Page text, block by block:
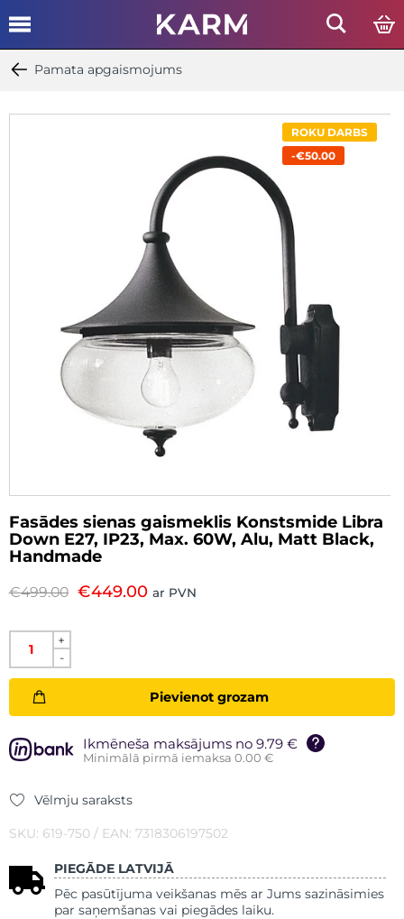
Pamata apgaismojums
ROKU DARBS
-€50.00
Fasādes sienas gaismeklis Konstsmide Libra
Down E27, IP23, Max. 60W, Alu, Matt Black,
Handmade
€499.00 €449.00 ar PVN
+
-
Pievienot grozam
Ikmēneša maksājums no 9.79 €
Minimālā pirmā iemaksa 0.00 €
Vēlmju saraksts
SKU: 619-750 / EAN: 7318306197502
PIEGĀDE LATVIJĀ
Pēc pasūtījuma veikšanas mēs ar Jums sazināsimies
par saņemšanas vai piegādes laiku.